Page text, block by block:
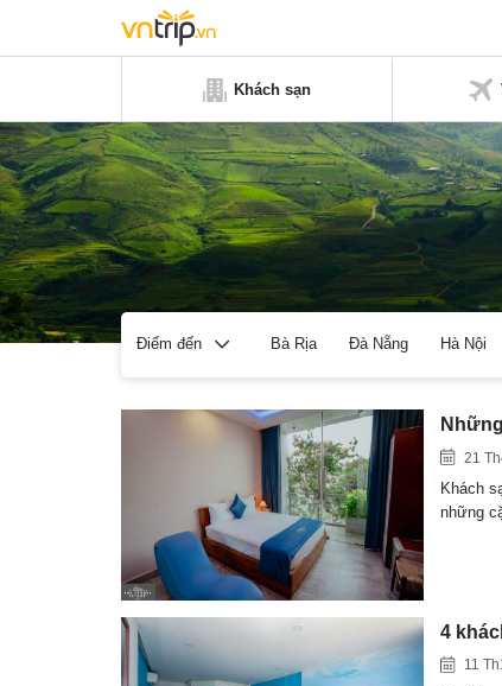
Khách sạn
Điểm đến Bà Rịa Đà Nẵng Hà Nội
21
Khách
những
4
11